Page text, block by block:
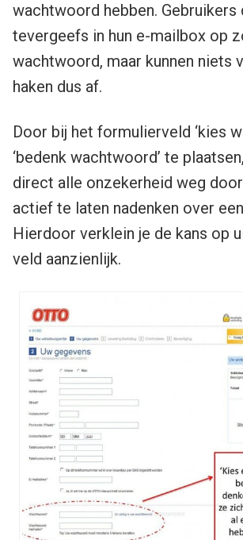
wachtwoord hebben. Gebruikers
tevergeefs in hun e-mailbox op
wachtwoord, maar kunnen niets
haken dus af.
Door bij het formulierveld ‘kies
‘bedenk wachtwoord’ te
direct alle onzekerheid weg
actief te laten nadenken over
Hierdoor verklein je de kans op
veld aanzienlijk.